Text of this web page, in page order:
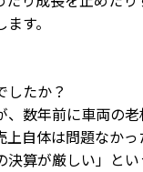
す。
したか？
数年前に車両の
自体は問題なか
算が厳しい」と